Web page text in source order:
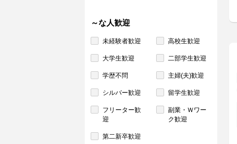
～な人歓迎
未経験者歓迎 高校生歓迎
大学生歓迎 二部学生歓迎
学歴不問 主婦(夫)歓迎
シルバー歓迎 留学生歓迎
フリーター歓
迎
副業・Ｗワー
ク歓迎
第二新卒歓迎